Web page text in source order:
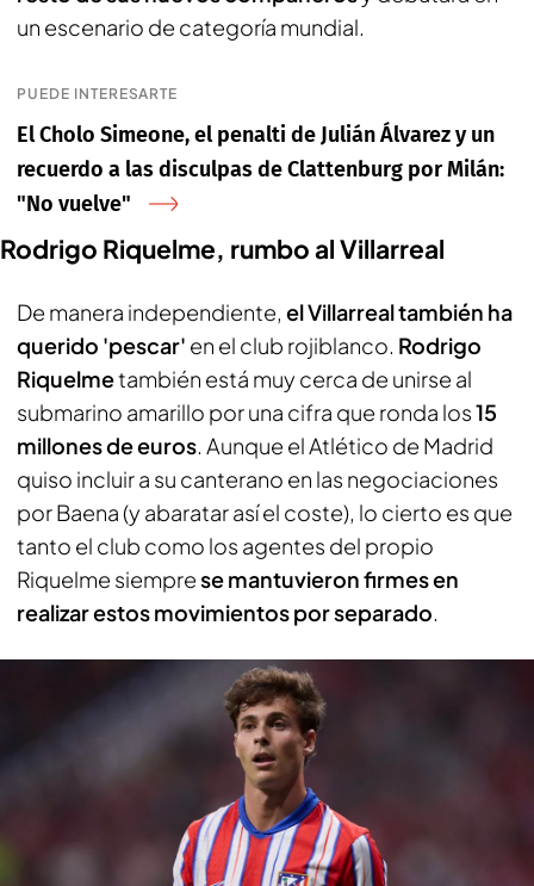
un escenario de categoría mundial.
PUEDE INTERESARTE
El Cholo Simeone, el penalti de Julián Álvarez y un
recuerdo a las disculpas de Clattenburg por Milán:
"No vuelve"
Rodrigo Riquelme, rumbo al Villarreal
De manera independiente, el Villarreal también ha
querido 'pescar' en el club rojiblanco. Rodrigo
Riquelmetambién está muy cerca de unirse al
submarino amarillo por una cifra que ronda los15
millones de euros. Aunque el Atlético de Madrid
quiso incluir a su canterano en las negociaciones
por Baena (y abaratar así el coste), lo cierto es que
tanto el club como los agentes del propio
Riquelme siemprese mantuvieron firmes en
realizar estos movimientos por separado.